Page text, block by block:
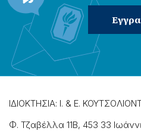
ΙΔΙΟΚΤΗΣΙΑ: Ι. & Ε.
Φ. Τζαβέλλα 11Β, 453 33